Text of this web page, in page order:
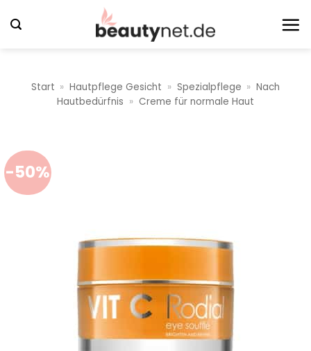
Inhalt
Start » Hautpflege Gesicht » Spezialpflege » Nach
Hautbedürfnis » Creme für normale Haut
-50%